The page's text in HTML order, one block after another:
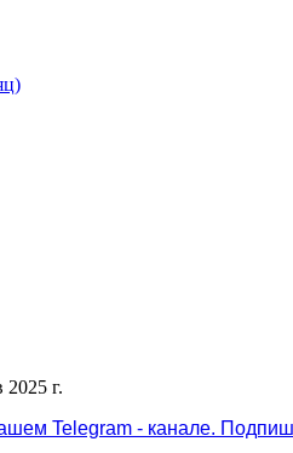
г.
Telegram - канале.